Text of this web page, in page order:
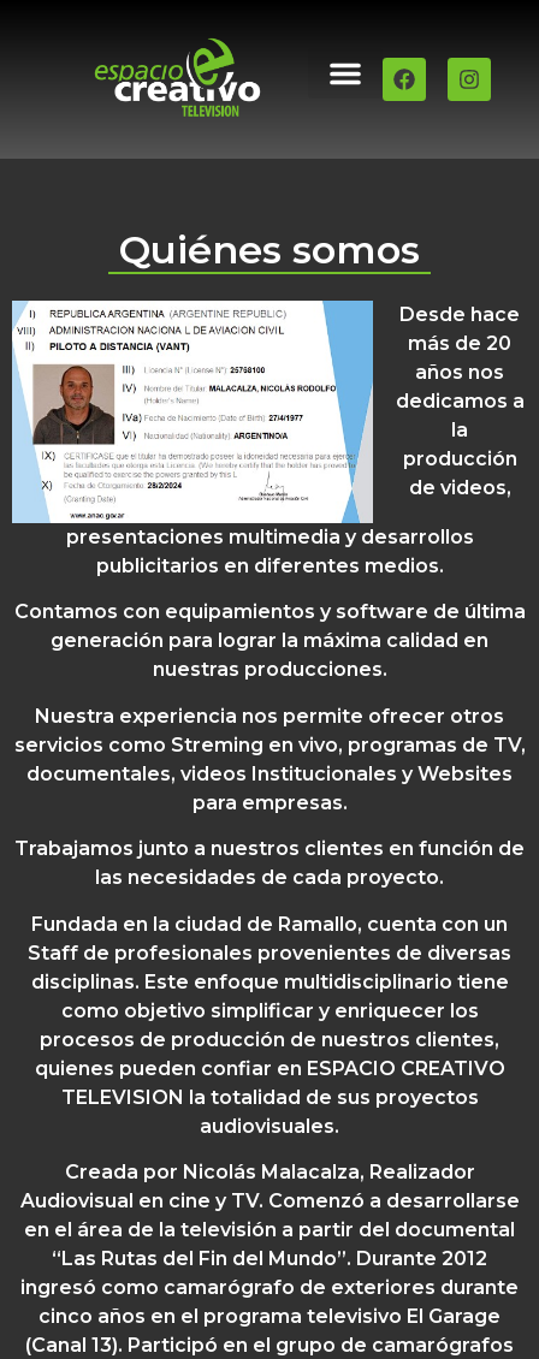
Quiénes somos
Desde hace
más de 20
años nos
dedicamos a
la
producción
de videos,
presentaciones multimedia y desarrollos
publicitarios en diferentes medios.
Contamos con equipamientos y software de última
generación para lograr la máxima calidad en
nuestras producciones.
Nuestra experiencia nos permite ofrecer otros
servicios como Streming en vivo, programas de TV,
documentales, videos Institucionales y Websites
para empresas.
Trabajamos junto a nuestros clientes en función de
las necesidades de cada proyecto.
Fundada en la ciudad de Ramallo, cuenta con un
Staff de profesionales provenientes de diversas
disciplinas. Este enfoque multidisciplinario tiene
como objetivo simplificar y enriquecer los
procesos de producción de nuestros clientes,
quienes pueden confiar en ESPACIO CREATIVO
TELEVISION la totalidad de sus proyectos
audiovisuales.
Creada por Nicolás Malacalza, Realizador
Audiovisual en cine y TV. Comenzó a desarrollarse
en el área de la televisión a partir del documental
“Las Rutas del Fin del Mundo”. Durante 2012
ingresó como camarógrafo de exteriores durante
cinco años en el programa televisivo El Garage
(Canal 13). Participó en el grupo de camarógrafos